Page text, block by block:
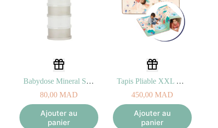
Babydose Mineral Sand Babymoov
80,00 MAD
Ajouter au
panier
Tapis Pliable XXL – Ludi
450,00 MAD
Ajouter au
panier